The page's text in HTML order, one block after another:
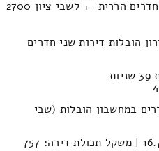
השוואת מחירי במעבר דירה שני חדרים הררית ← לשבי ציון 2700
הובלות דירות שני חדרים
במחשבון הובלות (שבי
נפח הובלה (חפצים) : 16.72м³ | משקל תכולת דירה: 757